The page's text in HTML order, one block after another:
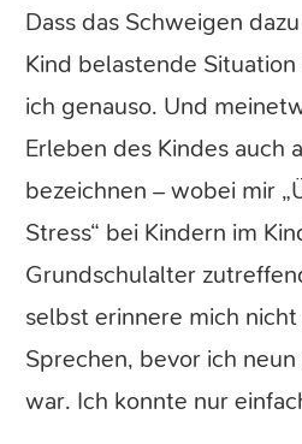
Dass das Schweigen
Kind belastende
ich genauso. Und
Erleben des Kindes auch
bezeichnen – wobei mir
Stress“ bei Kindern im
Grundschulalter
selbst erinnere mich
Sprechen, bevor ich
war. Ich konnte nur